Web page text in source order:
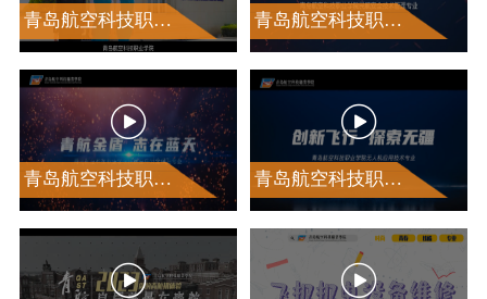
青岛航空科技职业学院空中乘务专业 青岛航空科技职业学院民航安全技术管理专业
青岛航空科技职业学院民航空中安全保卫专业

青岛航空科技职业学院无人机应用技术专业

 